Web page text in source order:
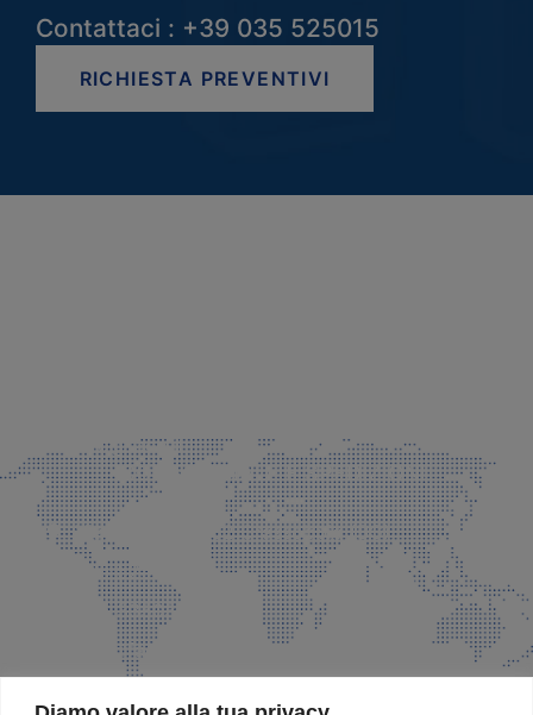
Contattaci : +39 035 525015
RICHIESTA PREVENTIVI
info@faeg.it
COMMERCIALE E SPEDIZIONI
Via Padre Elzi, 32 Grassobbio (BG)
035 525015
035 335037
info@faeg.it
SITE MAP